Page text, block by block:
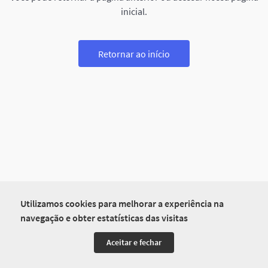
Utilizamos cookies para melhorar a experiência na
navegação e obter estatísticas das visitas
Aceitar e fechar
inicial.
Retornar ao início